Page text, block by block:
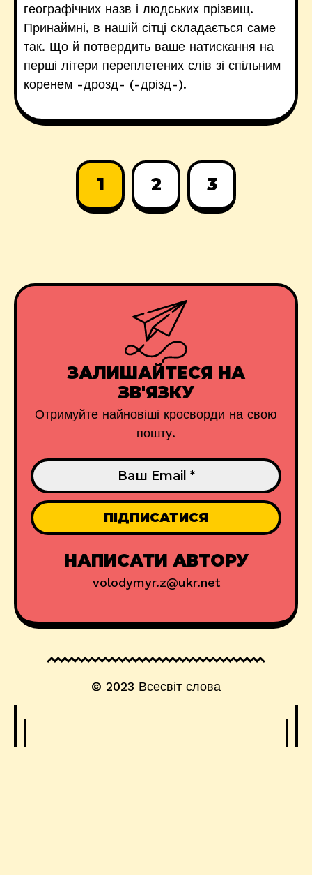
географічних назв і людських прізвищ.
Принаймні, в нашій сітці складається саме
так. Що й потвердить ваше натискання на
перші літери переплетених слів зі спільним
коренем -дрозд- (-дрізд-).
1 2 3
ЗАЛИШАЙТЕСЯ НА
ЗВ'ЯЗКУ
Отримуйте найновіші кросворди на свою
пошту.
НАПИСАТИ АВТОРУ
volodymyr.z@ukr.net
© 2023 Всесвіт слова